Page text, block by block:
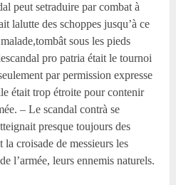
peut setraduire par combat à
lalutte des schoppes jusqu’à ce
sous les pieds
pro patria était le tournoi
par permission expresse
était trop étroite pour contenir
– Le scandal contrà se
presque toujours des
croisade de messieurs les
l’armée, leurs ennemis naturels.